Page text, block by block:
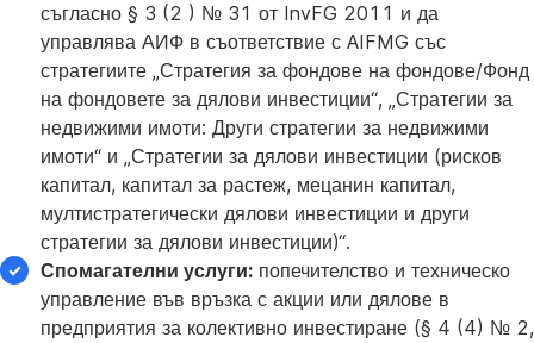
съгласно § 3 (2 ) № 31 от InvFG 2011 и да
управлява АИФ в съответствие с AIFMG със
стратегиите „Стратегия за фондове на фондове/Фонд
на фондовете за дялови инвестиции“, „Стратегии за
недвижими имоти: Други стратегии за недвижими
имоти“ и „Стратегии за дялови инвестиции (рисков
капитал, капитал за растеж, мецанин капитал,
мултистратегически дялови инвестиции и други
стратегии за дялови инвестиции)“.
Спомагателни услуги: попечителство и техническо
управление във връзка с акции или дялове в
предприятия за колективно инвестиране (§ 4 (4) № 2,